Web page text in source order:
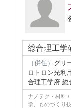
総合理工学
（併任） グリ
ロトロン光利
合理工学府 総
ナノテク・材料 /
学、ものづくり